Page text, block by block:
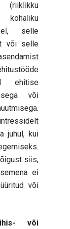
selle
või selle
ehitise
või
juhul, kui
siis,
ei
või
või